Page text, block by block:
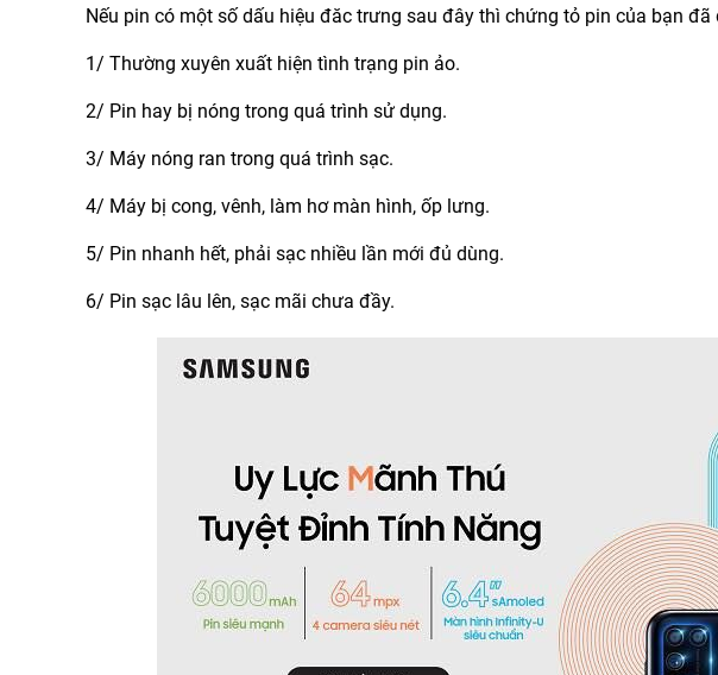
Nếu pin có một số dấu hiệu đăc trưng sau đây thì chứng tỏ pin của bạn
1/ Thường xuyên xuất hiện tình trạng pin ảo.
2/ Pin hay bị nóng trong quá trình sử dụng.
3/ Máy nóng ran trong quá trình sạc.
4/ Máy bị cong, vênh, làm hơ màn hình, ốp lưng.
5/ Pin nhanh hết, phải sạc nhiều lần mới đủ dùng.
6/ Pin sạc lâu lên, sạc mãi chưa đầy.